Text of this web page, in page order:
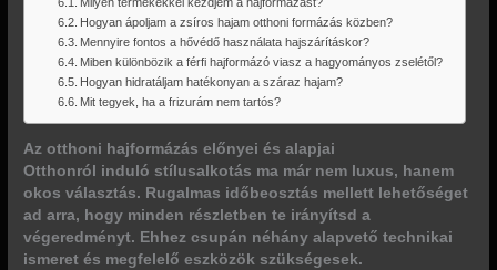
Hogyan ápoljam a zsíros hajam otthoni formázás közben?
Mennyire fontos a hővédő használata hajszárításkor?
Miben különbözik a férfi hajformázó viasz a hagyományos zselétől?
Hogyan hidratáljam hatékonyan a száraz hajam?
Mit tegyek, ha a frizurám nem tartós?
Az otthoni hajformázás előnyei és alapjai
Otthonról induló stílusalkotás ma már nem luxus, hanem
okos választás. Rugalmas időbeosztás mellett lehetőséget
ad arra, hogy minden részletbente irányítsd a
végeredményt. Ehhez csupán néhány alapvető technikai
ismeret és megfelelő eszközök szükségesek.